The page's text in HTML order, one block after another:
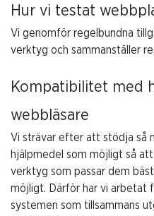
Hur vi testat
Vi genomför regelbundna
verktyg och sammanställer
Kompatibilitet med
webbläsare
Vi strävar efter att stödja så
hjälpmedel som möjligt så
verktyg som passar dem
möjligt. Därför har vi arbetat
systemen som tillsammans